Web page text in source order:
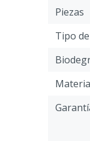
Piezas
Tipo